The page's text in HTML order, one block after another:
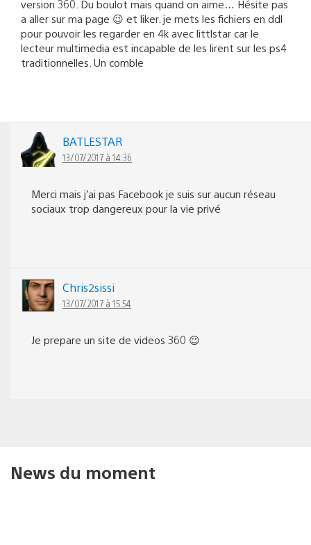
version 360. Du boulot mais quand on aime… Hésite pas
a aller sur ma page 😉 et liker. je mets les fichiers en ddl
pour pouvoir les regarder en 4k avec littlstar car le
lecteur multimedia est incapable de les lirent sur les ps4
traditionnelles. Un comble
BATLESTAR
13/07/2017 à 14:36
Merci mais j’ai pas Facebook je suis sur aucun réseau
sociaux trop dangereux pour la vie privé
Chris2sissi
13/07/2017 à 15:54
Je prepare un site de videos 360 😉
News du moment